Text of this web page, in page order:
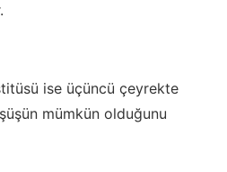
ise üçüncü çeyrekte
mümkün olduğunu